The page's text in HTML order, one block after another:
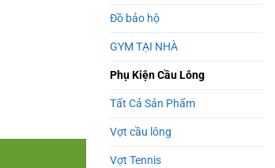
Cao Cấp Sức Chứa Lớn Bản Limited Siêu Xịn. MÃ
Đồ bảo hộ
GYM TẠI NHÀ
Phụ Kiện Cầu Lông
Tất Cả Sản Phẩm
Vợt cầu lông
Vợt Tennis